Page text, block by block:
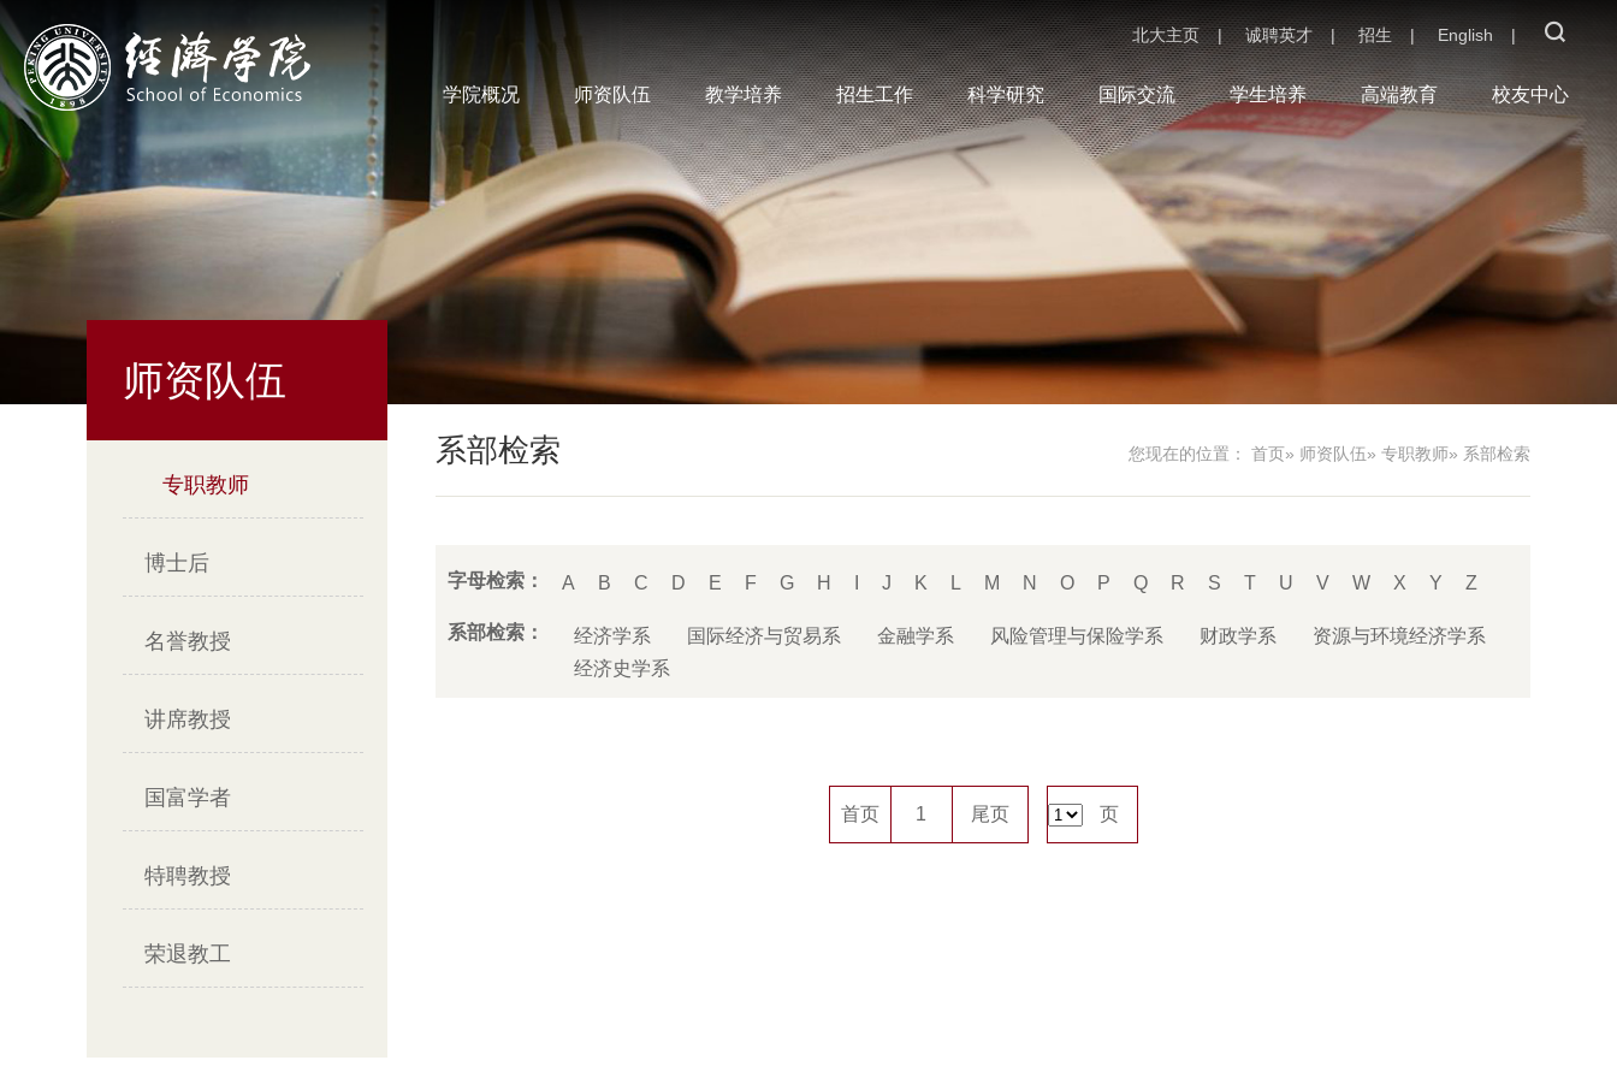
北大主页 | 诚聘英才 | 招生 | English |
学院概况 师资队伍 教学培养 招生工作 科学研究 国际交流 学生培养 高端教育 校友中心
师资队伍
专职教师
博士后
名誉教授
讲席教授
国富学者
特聘教授
荣退教工
您现在的位置： 首页» 师资队伍» 专职教师» 系部检索
系部检索
字母检索： A B C D E F G H J K L M N O P Q R S T U V W X Y Z
系部检索： 经济学系 国际经济与贸易系 金融学系 风险管理与保险学系 财政学系
资源与环境经济学系
经济史学系
首页 1 尾页 页